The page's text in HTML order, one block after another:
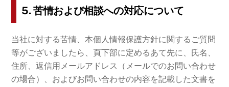
5. 苦情および相談への対応について
当社に対する苦情、本個人情報保護方針に関するご質問
等がございましたら、頁下部に定めるあて先に、氏名、
住所、返信用メールアドレス（メールでのお問い合わせ
の場合）、およびお問い合わせの内容を記載した文書を